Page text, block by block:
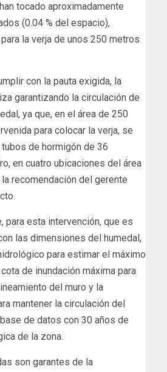
tocado aproximadamente
(0.04 % del espacio),
la verja de unos 250 metros
con la pauta exigida, la
garantizando la circulación de
ya que, en el área de 250
para colocar la verja, se
de hormigón de 36
en cuatro ubicaciones del área
recomendación del gerente
para esta intervención, que es
las dimensiones del humedal,
para estimar el máximo
de inundación máxima para
del muro y la
mantener la circulación del
de datos con 30 años de
de la zona.
son garantes de la